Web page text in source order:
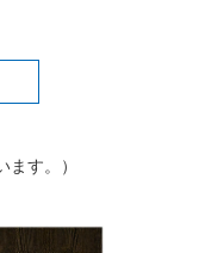
す。）